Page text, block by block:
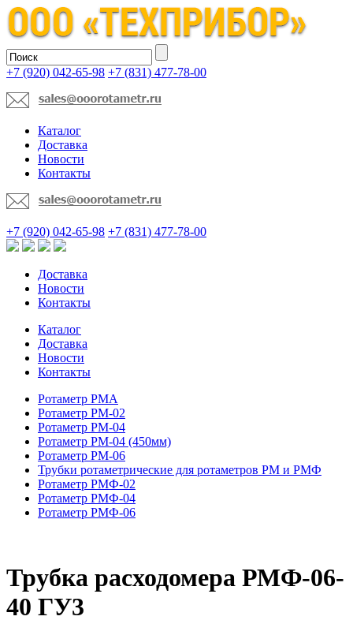
+7 (920) 042-65-98 +7 (831) 477-78-00
Каталог
Доставка
Новости
Контакты
+7 (920) 042-65-98 +7 (831) 477-78-00
Доставка
Новости
Контакты
Каталог
Доставка
Новости
Контакты
Ротаметр РМА
Ротаметр РМ-02
Ротаметр РМ-04
Ротаметр РМ-04 (450мм)
Ротаметр РМ-06
Трубки ротаметрические для ротаметров РМ и РМФ
Ротаметр РМФ-02
Ротаметр РМФ-04
Ротаметр РМФ-06
Трубка расходомера РМФ-06-
40 ГУ3